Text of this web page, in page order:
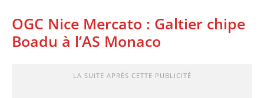
OGC Nice Mercato : Galtier chipe
Boadu à l’AS Monaco
LA SUITE APRÈS CETTE PUBLICITÉ